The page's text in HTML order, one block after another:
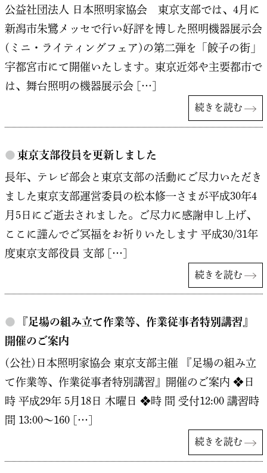
公益社団法人 日本照明家協会 東京支部では、4月に
新潟市朱鷺メッセで行い好評を博した照明機器展示会
(ミニ・ライティングフェア)の第二弾を「餃子の街」
宇都宮市にて開催いたします。東京近郊や主要都市で
は、舞台照明の機器展示会 […]
続きを読む
● 東京支部役員を更新しました
長年、テレビ部会と東京支部の活動にご尽力いただき
ました東京支部運営委員の松本修一さまが平成30年4
月5日にご逝去されました。ご尽力に感謝申し上げ、
ここに謹んでご冥福をお祈りいたします 平成30/31年
度東京支部役員 支部 […]
続きを読む
●
『足場の組み立て作業等、作業従事者特別講習』
開催のご案内
(公社)日本照明家協会 東京支部主催 『足場の組み立
て作業等、作業従事者特別講習』開催のご案内 ❖日
時 平成29年 5月18日 木曜日 ❖時 間 受付12:00 講習時
間 13:00～160 […]
続きを読む